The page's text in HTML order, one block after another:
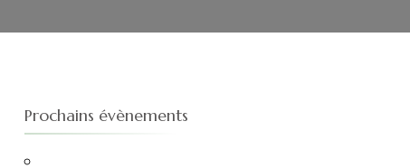
Prochains évènements